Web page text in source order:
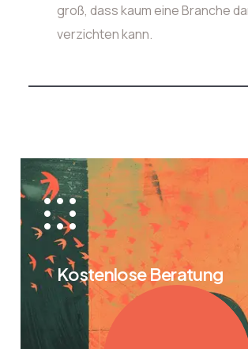
groß, dass kaum eine Branche
verzichten kann.
Kostenlose Beratung